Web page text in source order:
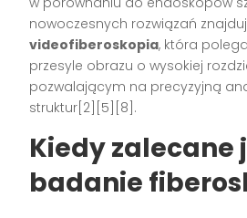
nowoczesnych rozwiązań
videofiberoskopia, która
przesyle obrazu o wysokiej
pozwalającym na precyzyjną
struktur[2][5][8].
Kiedy zalecane
badanie